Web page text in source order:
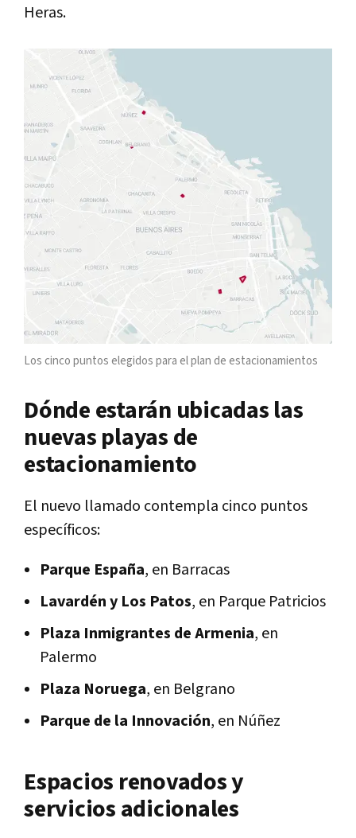
Heras.
Los cinco puntos elegidos para el plan de estacionamientos
Dónde estarán ubicadas las
nuevas playas de
estacionamiento
El nuevo llamado contempla cinco puntos
específicos:
Parque España, en Barracas
Lavardén y Los Patos, en Parque Patricios
Plaza Inmigrantes de Armenia, en
Palermo
Plaza Noruega, en Belgrano
Parque de la Innovación, en Núñez
Espacios renovados y
servicios adicionales